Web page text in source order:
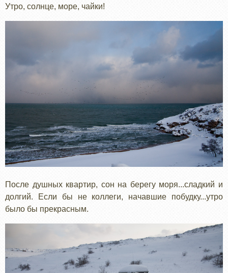
Утро, солнце, море, чайки!
После душных квартир, сон на берегу моря...сладкий и
долгий. Если бы не коллеги, начавшие побудку...утро
было бы прекрасным.